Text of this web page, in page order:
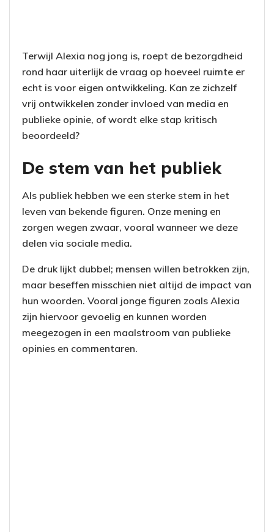
Terwijl Alexia nog jong is, roept de bezorgdheid
rond haar uiterlijk de vraag op hoeveel ruimte er
echt is voor eigen ontwikkeling. Kan ze zichzelf
vrij ontwikkelen zonder invloed van media en
publieke opinie, of wordt elke stap kritisch
beoordeeld?
De stem van het publiek
Als publiek hebben we een sterke stem in het
leven van bekende figuren. Onze mening en
zorgen wegen zwaar, vooral wanneer we deze
delen via sociale media.
De druk lijkt dubbel; mensen willen betrokken zijn,
maar beseffen misschien niet altijd de impact van
hun woorden. Vooral jonge figuren zoals Alexia
zijn hiervoor gevoelig en kunnen worden
meegezogen in een maalstroom van publieke
opinies en commentaren.